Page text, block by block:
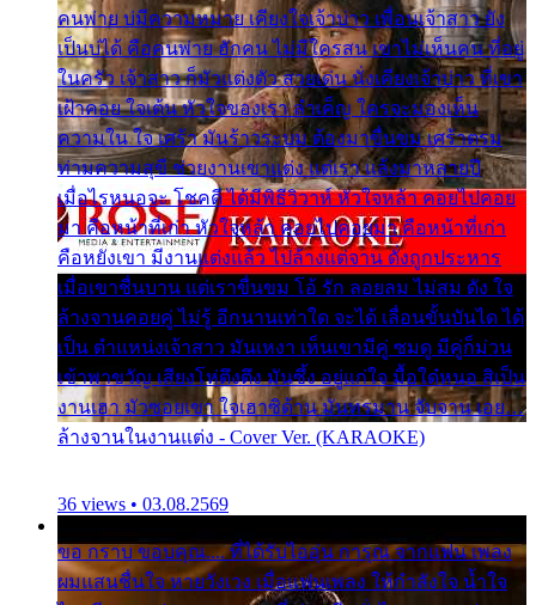
คนพ่าย บ่มีความหมาย เคียงใจเจ้าบ่าว เพื่อนเจ้าสาว ยัง
เป็นบ่ได้ คือคนพ่าย ฮักคน ไม่มีใครสน เขาไม่เห็นคน ที่อยู่
ในครัว เจ้าสาว ก็มัวแต่งตัว สวยเด่น นั่งเคียงเจ้าบ่าว ที่เขา
เฝ้าคอย ใจเต้น หัวใจของเรา ลำเค็ญ ใครจะมองเห็น
ความใน ใจ เศร้า มันร้าวระบม ต้องมาขื่นขม เศร้าตรม
ท่ามความสุขี ช่วยงานเขาแต่ง แต่เรา แล้งมาหลายปี
เมื่อไรหนอจะ โชคดี ได้มีพิธีวิวาห์ หัวใจหล้า คอยไปคอย
มา คือหน้าที่เก่า หัวใจหล้า คอยไปคอยมา คือหน้าที่เก่า
คือหยังเขา มีงานแต่งแล้ว ไปล้างแต่จาน ดั่งถูกประหาร
เมื่อเขาชื่นบาน แต่เราขื่นขม โอ้ รัก ลอยลม ไม่สม ดัง ใจ
ล้างจานคอยคู่ ไม่รู้ อีกนานเท่าใด จะได้ เลื่อนขั้นบันได ได้
เป็น ตำแหน่งเจ้าสาว มันเหงา เห็นเขามีคู่ ซมดู มีคู่ก็ม่วน
เข้าพาขวัญ เสียงโห่ตึงตึง มันซึ้ง อยู่แก่ใจ มื้อใด๋หนอ สิเป็น
งานเฮา มัวซอยเขา ใจเฮาซิด้าน มันทรมาน จับจาน เอย…
ล้างจานในงานแต่ง - Cover Ver. (KARAOKE)
36 views • 03.08.2569
ขอ กราบ ขอบคุณ.... ที่ได้รับไออุ่น การุณ จากแฟน เพลง
ผมแสนชื่นใจ หายวังเวง เมื่อแฟนเพลง ให้กำลังใจ น้ำใจ